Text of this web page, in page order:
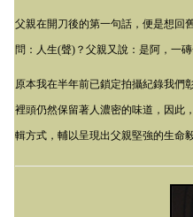
父親在開刀後的第一句話，便是想回
問：人生(聲)？父親又說：是阿，一
原本我在半年前已鎖定拍攝紀錄我們
裡頭仍然保留著人濃密的味道，因此
輯方式，輔以呈現出父親堅強的生命毅